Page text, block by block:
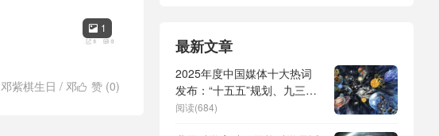
 1
 赞 (0)
邓紫棋生日 / 邓
最新文章
2025年度中国媒体十大热词
发布：“十五五”规划、九三阅
兵、全球治理倡议、
阅读(684)